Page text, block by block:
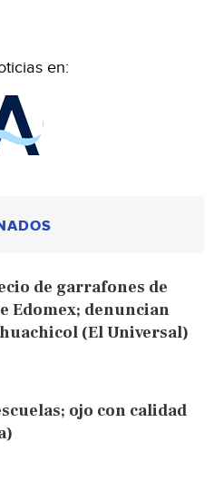
en:
de garrafones de
Edomex; denuncian
(El Universal)
ojo con calidad